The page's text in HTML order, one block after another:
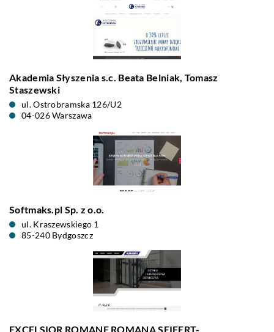
Akademia Słyszenia s.c. Beata Belniak, Tomasz
Staszewski
ul. Ostrobramska 126/U2
04-026 Warszawa
Softmaks.pl Sp. z o.o.
ul. Kraszewskiego 1
85-240 Bydgoszcz
EXCELSIOR ROMANE ROMANA SEIFERT-